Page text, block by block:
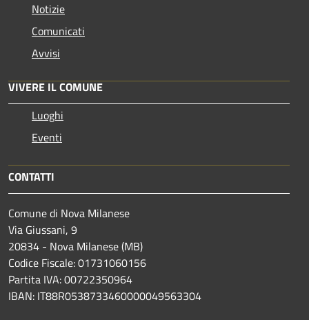
Notizie
Comunicati
Avvisi
VIVERE IL COMUNE
Luoghi
Eventi
CONTATTI
Comune di Nova Milanese
Via Giussani, 9
20834 - Nova Milanese (MB)
Codice Fiscale: 01731060156
Partita IVA: 00722350964
IBAN: IT88R0538733460000049563304